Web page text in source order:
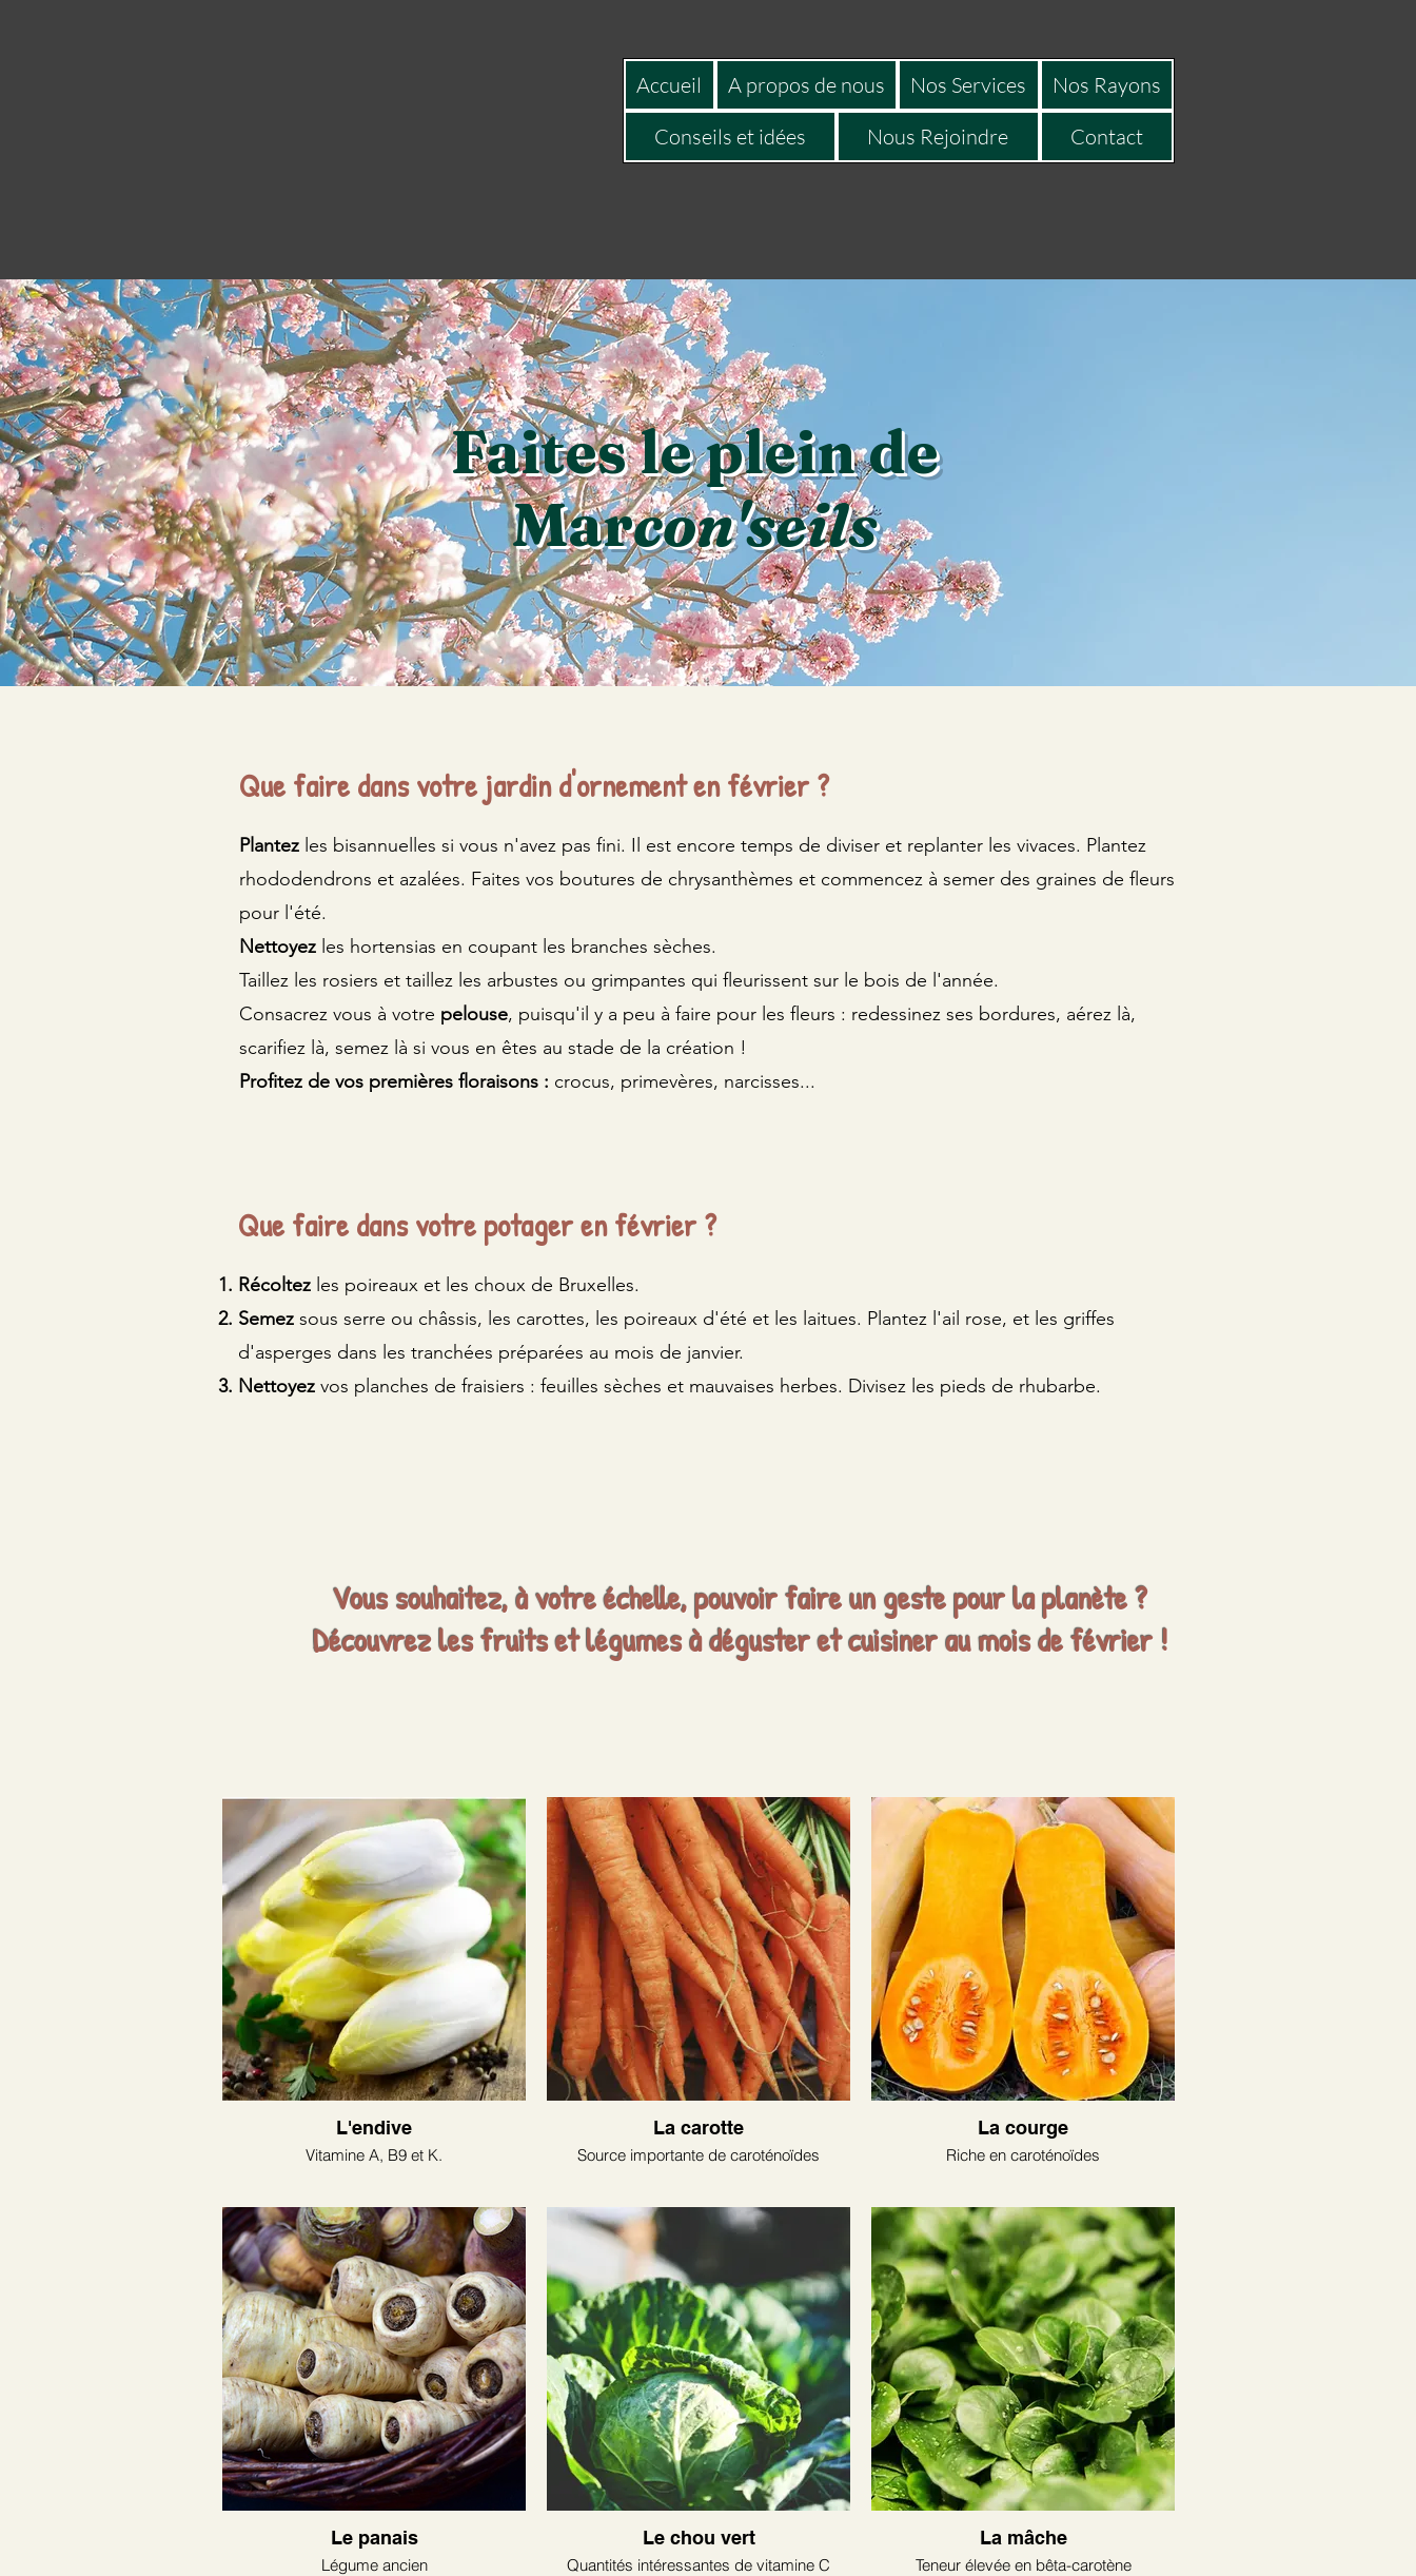
Accueil A propos de nous Nos Services
Nos Rayons
Conseils et idées
Nous Rejoindre Contact
Faites le plein de
Marcon'seils
Que faire dans votre jardin d'ornement en février ?
Plantez les bisannuelles si vous n'avez pas fini. Il est encore temps de diviser et replanter les vivaces. Plantez
rhododendrons et azalées. Faites vos boutures de chrysanthèmes et commencez à semer des graines de fleurs
pour l'été.
Nettoyez les hortensias en coupant les branches sèches.
Taillez les rosiers et taillez les arbustes ou grimpantes qui fleurissent sur le bois de l'année.
Consacrez vous à votre pelouse, puisqu'il y a peu à faire pour les fleurs : redessinez ses bordures, aérez là,
scarifiez là, semez là si vous en êtes au stade de la création !
Profitez de vos premières floraisons : crocus, primevères, narcisses...
Que faire dans votre potager en février ?
Récoltez les poireaux et les choux de Bruxelles.
Semez sous serre ou châssis, les carottes, les poireaux d'été et les laitues. Plantez l'ail rose, et les griffes
d'asperges dans les tranchées préparées au mois de janvier.
Nettoyez vos planches de fraisiers : feuilles sèches et mauvaises herbes. Divisez les pieds de rhubarbe.
Vous souhaitez, à votre échelle, pouvoir faire un geste pour la planète ?
Découvrez les fruits et légumes à déguster et cuisiner au mois de février !
L'endive
Vitamine A, B9 et K.
La carotte
Source importante de caroténoïdes
La courge
Riche en caroténoïdes
Le panais
Légume ancien
Le chou vert
Quantités intéressantes de vitamine C
La mâche
Teneur élevée en bêta-carotène